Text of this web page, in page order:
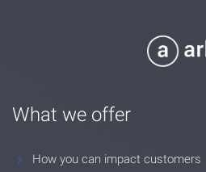
What we offer
How you can impact customers